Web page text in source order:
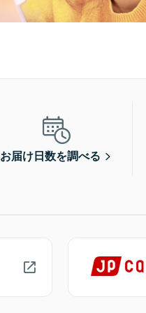
お届け日数を調べる